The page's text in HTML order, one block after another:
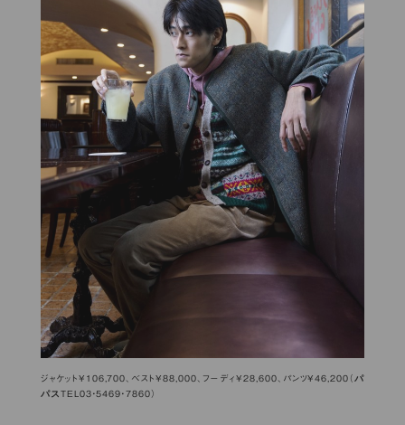
ジャケット¥106,700、ベスト¥88,000、フーディ¥28,600、パンツ¥46,200（パ
パス TEL03・5469・7860）